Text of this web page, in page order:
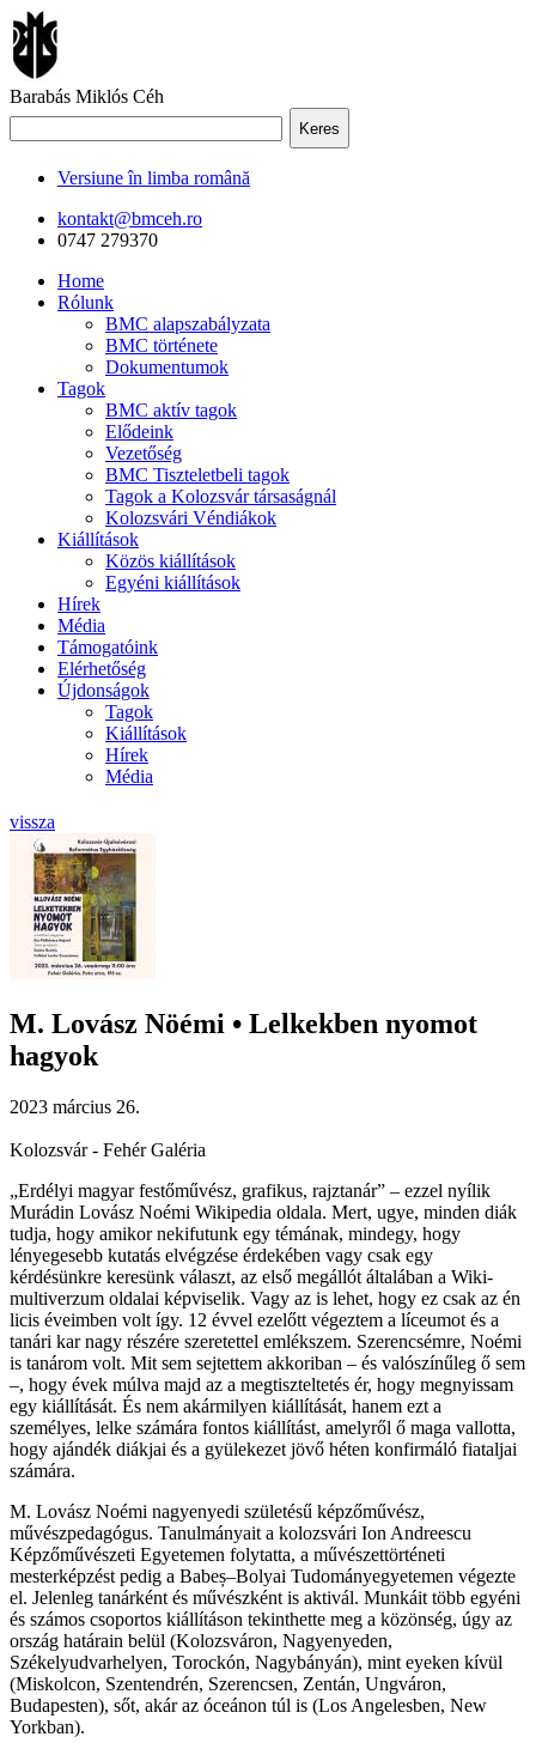
Barabás Miklós Céh
Keres
Versiune în limba română
kontakt@bmceh.ro
0747 279370
Home
Rólunk
BMC alapszabályzata
BMC története
Dokumentumok
Tagok
BMC aktív tagok
Elődeink
Vezetőség
BMC Tiszteletbeli tagok
Tagok a Kolozsvár társaságnál
Kolozsvári Véndiákok
Kiállítások
Közös kiállítások
Egyéni kiállítások
Hírek
Média
Támogatóink
Elérhetőség
Újdonságok
Tagok
Kiállítások
Hírek
Média
vissza
M. Lovász Nöémi • Lelkekben nyomot
hagyok
2023 március 26.
Kolozsvár - Fehér Galéria
„Erdélyi magyar festőművész, grafikus, rajztanár” – ezzel nyílik
Murádin Lovász Noémi Wikipedia oldala. Mert, ugye, minden diák
tudja, hogy amikor nekifutunk egy témának, mindegy, hogy
lényegesebb kutatás elvégzése érdekében vagy csak egy
kérdésünkre keresünk választ, az első megállót általában a Wiki-
multiverzum oldalai képviselik. Vagy az is lehet, hogy ez csak az én
licis éveimben volt így. 12 évvel ezelőtt végeztem a líceumot és a
tanári kar nagy részére szeretettel emlékszem. Szerencsémre, Noémi
is tanárom volt. Mit sem sejtettem akkoriban – és valószínűleg ő sem
–, hogy évek múlva majd az a megtiszteltetés ér, hogy megnyissam
egy kiállítását. És nem akármilyen kiállítását, hanem ezt a
személyes, lelke számára fontos kiállítást, amelyről ő maga vallotta,
hogy ajándék diákjai és a gyülekezet jövő héten konfirmáló fiataljai
számára.
M. Lovász Noémi nagyenyedi születésű képzőművész,
művészpedagógus. Tanulmányait a kolozsvári Ion Andreescu
Képzőművészeti Egyetemen folytatta, a művészettörténeti
mesterképzést pedig a Babeș–Bolyai Tudományegyetemen végezte
el. Jelenleg tanárként és művészként is aktivál. Munkáit több egyéni
és számos csoportos kiállításon tekinthette meg a közönség, úgy az
ország határain belül (Kolozsváron, Nagyenyeden,
Székelyudvarhelyen, Torockón, Nagybányán), mint eyeken kívül
(Miskolcon, Szentendrén, Szerencsen, Zentán, Ungváron,
Budapesten), sőt, akár az óceánon túl is (Los Angelesben, New
Yorkban).